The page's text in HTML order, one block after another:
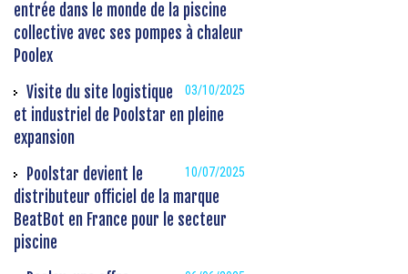
entrée dans le monde de la piscine
collective avec ses pompes à chaleur
Poolex
03/10/2025
Visite du site logistique
et industriel de Poolstar en pleine
expansion
10/07/2025
Poolstar devient le
distributeur officiel de la marque
BeatBot en France pour le secteur
piscine